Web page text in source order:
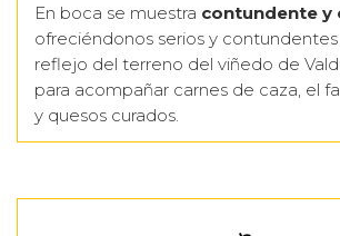
En boca se muestra contundente y
ofreciéndonos serios y contundentes
reflejo del terreno del viñedo de
para acompañar carnes de caza, el
y quesos curados.